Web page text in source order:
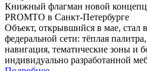
Книжный флагман новой
PROMTO в Санкт-Петербурге
Объект, открывшийся в мае, стал
федеральной сети: тёплая
навигация, тематические зоны и
индивидуально разработанной